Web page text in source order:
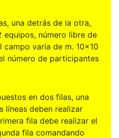
una detrás de la otra,
equipos, número libre de
campo varía de m. 10x10
número de participantes
en dos filas, una
líneas deben realizar
fila debe realizar el
fila comandando